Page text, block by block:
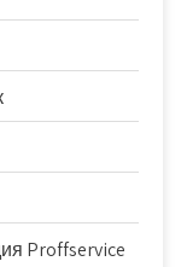
Proffservice